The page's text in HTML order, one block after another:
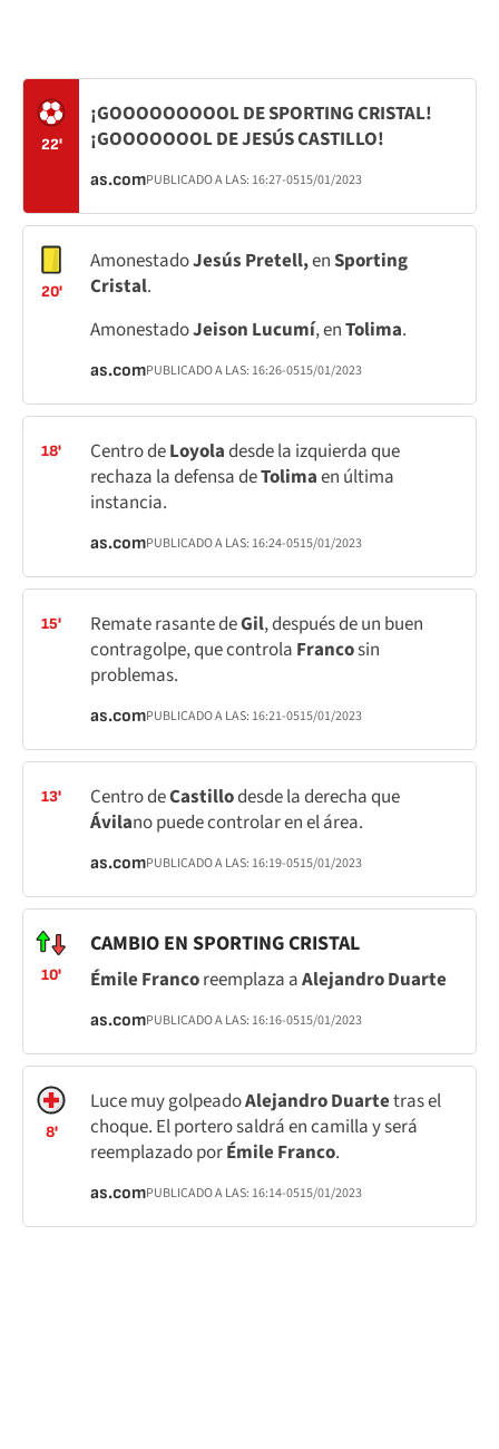
22'
¡GOOOOOOOOOL DE SPORTING CRISTAL!
¡GOOOOOOOL DE JESÚS CASTILLO!
as.comPUBLICADO A LAS: 16:27-0515/01/2023
20'
AmonestadoJesús Pretell,enSporting
Cristal.
AmonestadoJeison Lucumí, enTolima.
as.comPUBLICADO A LAS: 16:26-0515/01/2023
18' Centro deLoyoladesde la izquierda que
rechaza la defensa deTolimaen última
instancia.
as.comPUBLICADO A LAS: 16:24-0515/01/2023
15' Remate rasante deGil, después de un buen
contragolpe, que controla Francosin
problemas.
as.comPUBLICADO A LAS: 16:21-0515/01/2023
13' Centro deCastillodesde la derecha que
Ávilano puede controlar en el área.
as.comPUBLICADO A LAS: 16:19-0515/01/2023
10'
CAMBIO EN SPORTING CRISTAL
Émile Francoreemplaza aAlejandro Duarte
as.comPUBLICADO A LAS: 16:16-0515/01/2023
8'
Luce muy golpeadoAlejandro Duartetras el
choque. El portero saldrá en camilla y será
reemplazado porÉmile Franco.
as.comPUBLICADO A LAS: 16:14-0515/01/2023